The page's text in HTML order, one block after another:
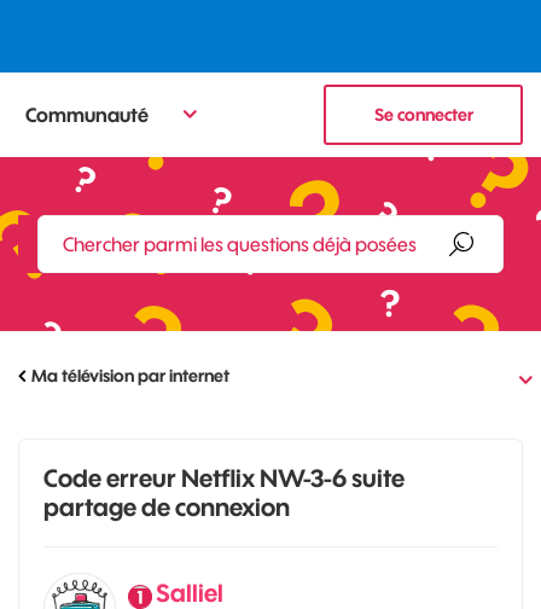
Communauté Se connecter
Ma télévision par internet
Code erreur Netflix NW-3-6 suite
partage de connexion
Salliel